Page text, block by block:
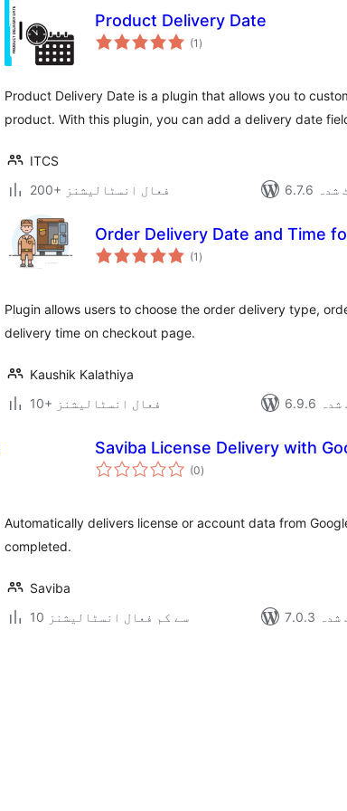
Product Delivery Date
(1 مجموعی
درجہ
)
Product Delivery Date is a plugin that allows you to
product. With this plugin, you can add a delivery date
ITCS
200+ فعال انسٹالیشنز
شدہ
Order Delivery Date and Time
(1 مجموعی
درجہ
)
Plugin allows users to choose the order delivery type,
delivery time on checkout page.
Kaushik Kalathiya
10+ فعال انسٹالیشنز
شدہ
Saviba License Delivery with
(0مجموعی
درجہ
)
Automatically delivers license or account data from
completed.
Saviba
10 سے کم فعال انسٹالیشنز
شدہ